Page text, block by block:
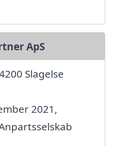
ApS
Slagelse
2021,